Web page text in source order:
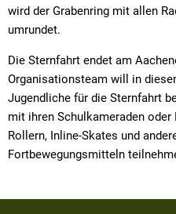
wird der Grabenring mit allen
umrundet.
Die Sternfahrt endet am
Organisationsteam will in
Jugendliche für die Sternfahrt
mit ihren Schulkameraden oder
Rollern, Inline-Skates und
Fortbewegungsmitteln